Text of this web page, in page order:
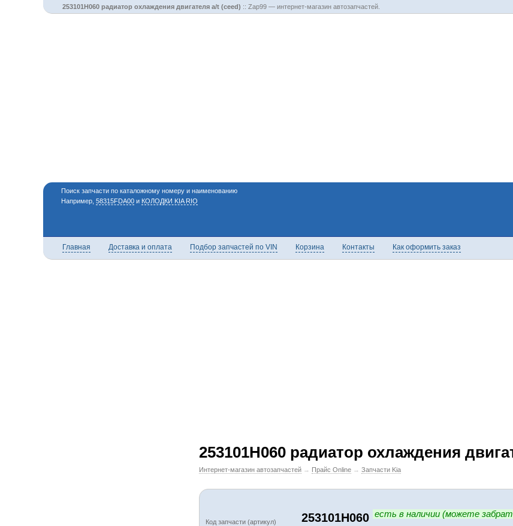
253101H060 радиатор охлаждения двигателя a/t (ceed) :: Zap99 — интернет-магазин автозапчастей.
Поиск запчасти по каталожному номеру и наименованию
Например, 58315FDA00 и КОЛОДКИ KIA RIO
Главная Доставка и оплата Подбор запчастей по VIN Корзина Контакты Как оформить заказ
253101H060 радиатор охлаждения
Интернет-магазин автозапчастей → Прайс Online → Запчасти Kia
Код запчасти (артикул) 253101H060 есть в наличии (можете